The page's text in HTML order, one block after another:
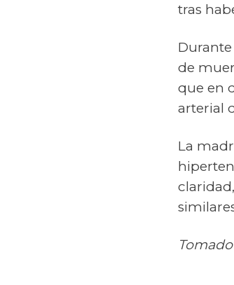
tras
de
que en
arterial
La